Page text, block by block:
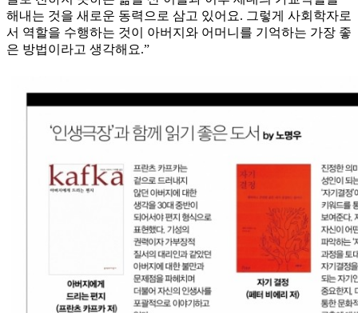
해내는 것을 새로운 동력으로 삼고 있어요. 그렇게 사회학자로
서 역할을 수행하는 것이 아버지와 어머니를 기억하는 가장 좋
은 방법이라고 생각해요.”